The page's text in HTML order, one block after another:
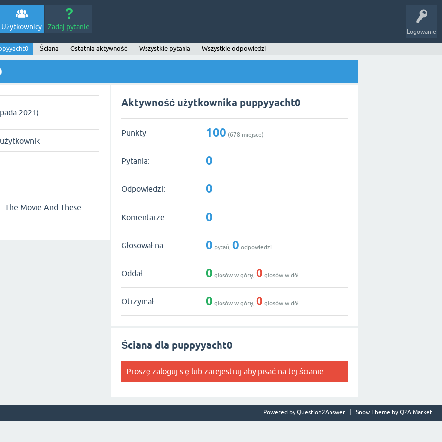
Logowanie
Użytkownicy Zadaj pytanie
Ściana Ostatnia aktywność Wszystkie pytania Wszystkie odpowiedzi
2021)
The Movie And These
Aktywność użytkownika puppyyacht0
Punkty: 100 (678 miejsce)
Pytania: 0
Odpowiedzi: 0
Komentarze: 0
Głosował na: 0 pytań,0 odpowiedzi
Oddał: 0 głosów w górę,0 głosów w dół
Otrzymał: 0 głosów w górę,0 głosów w dół
Ściana dla puppyyacht0
Proszęzaloguj się lubzarejestruj aby pisać na tej ścianie.
Snow Theme by Q2A Market
Powered by Question2Answer